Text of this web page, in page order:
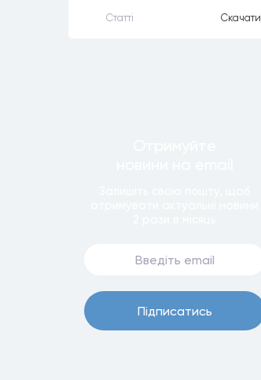
Статтi Скачати
Пiдписатись